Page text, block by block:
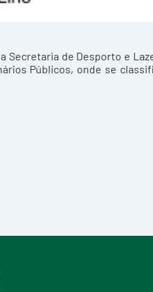
Secretaria de Desporto e
Públicos, onde se